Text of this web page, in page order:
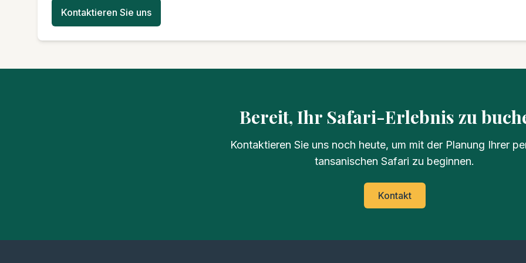
Kontaktieren Sie uns
Bereit, Ihr Safari-Erlebnis zu
Kontaktieren Sie uns noch heute, um mit der Planung Ihrer
tansanischen Safari zu beginnen.
Kontakt